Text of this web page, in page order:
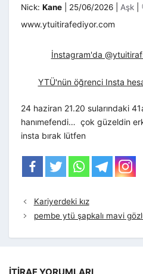
Nick: Kane 25/06/2026 Aşk
www.ytuitirafediyor.com
İnstagram'da
YTÜ'nün öğrenci Insta
24 haziran 21.20 sularındaki
hanımefendi… çok güzeldin
insta bırak lütfen
Kariyerdeki kız
pembe ytü şapkalı mavi